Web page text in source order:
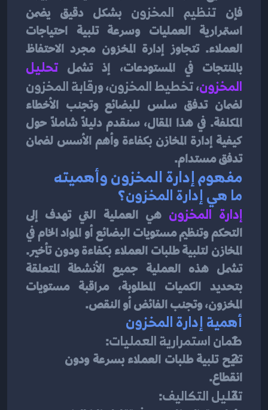
فإن تنظيم المخزون
بالمنتجات في المستودعات، إذ تشمل
المخزون، تخطيط المخزون، ورقابة المخزون
تدفق مستدام.
مفهوم إدارة المخزون وأهميته
ما هي إدارة المخزون؟
إدارة المخزون
المخزون، وتجنب الفائض أو النقص.
أهمية إدارة المخزون
ضمان استمرارية العمليات:
انقطاع.
تقليل التكاليف: